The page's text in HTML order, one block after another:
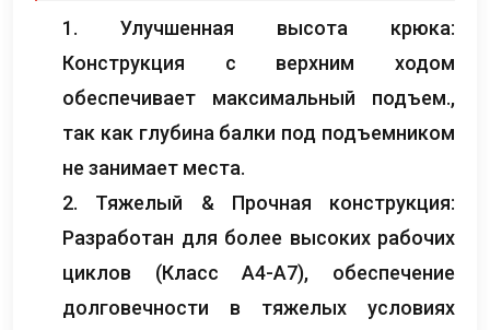
1. Улучшенная высота крюка:
Конструкция с верхним ходом
обеспечивает максимальный подъем.,
так как глубина балки под подъемником
не занимает места.
2. Тяжелый & Прочная конструкция:
Разработан для более высоких рабочих
циклов (Класс А4-А7), обеспечение
долговечности в тяжелых условиях